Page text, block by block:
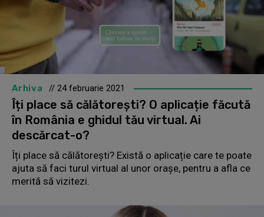
Arhiva // 24 februarie 2021
Îți place să călătorești? O aplicație făcută
în România e ghidul tău virtual. Ai
descărcat-o?
Îți place să călătorești? Există o aplicație care te poate
ajuta să faci turul virtual al unor orașe, pentru a afla ce
merită să vizitezi.